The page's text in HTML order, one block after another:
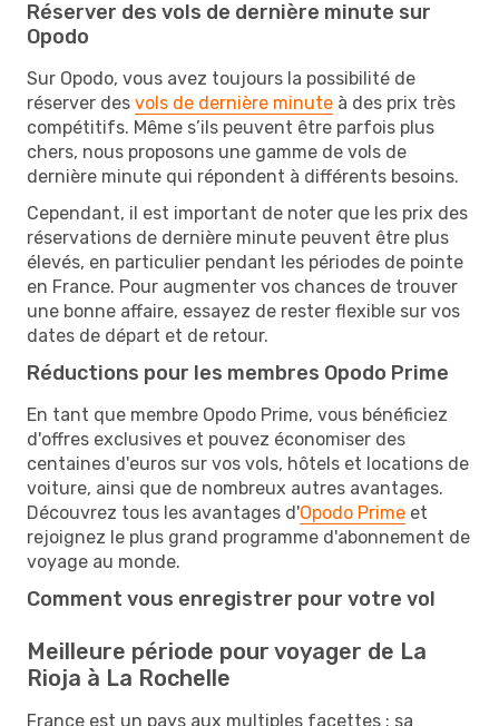
Réserver des vols de dernière minute sur
Opodo
Sur Opodo, vous avez toujours la possibilité de
réserver des vols de dernière minute à des prix très
compétitifs. Même s’ils peuvent être parfois plus
chers, nous proposons une gamme de vols de
dernière minute qui répondent à différents besoins.
Cependant, il est important de noter que les prix des
réservations de dernière minute peuvent être plus
élevés, en particulier pendant les périodes de pointe
en France. Pour augmenter vos chances de trouver
une bonne affaire, essayez de rester flexible sur vos
dates de départ et de retour.
Réductions pour les membres Opodo Prime
En tant que membre Opodo Prime, vous bénéficiez
d'offres exclusives et pouvez économiser des
centaines d'euros sur vos vols, hôtels et locations de
voiture, ainsi que de nombreux autres avantages.
Découvrez tous les avantages d'Opodo Prime et
rejoignez le plus grand programme d'abonnement de
voyage au monde.
Comment vous enregistrer pour votre vol
Meilleure période pour voyager de La
Rioja à La Rochelle
France est un pays aux multiples facettes : sa